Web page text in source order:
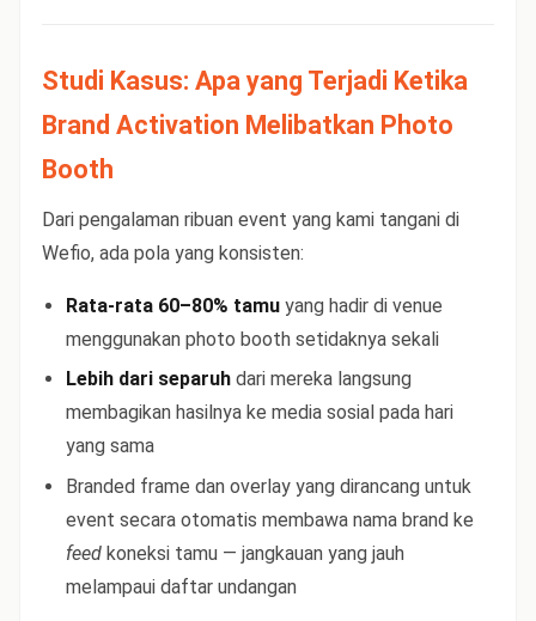
Studi Kasus: Apa yang Terjadi Ketika
Brand Activation Melibatkan Photo
Booth
Dari pengalaman ribuan event yang kami tangani di
Wefio, ada pola yang konsisten:
Rata-rata 60–80% tamu yang hadir di venue
menggunakan photo booth setidaknya sekali
Lebih dari separuh dari mereka langsung
membagikan hasilnya ke media sosial pada hari
yang sama
Branded frame dan overlay yang dirancang untuk
event secara otomatis membawa nama brand ke
feed koneksi tamu — jangkauan yang jauh
melampaui daftar undangan